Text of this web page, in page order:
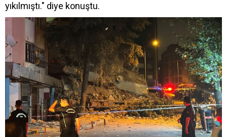
yıkılmıştı." diye konuştu.